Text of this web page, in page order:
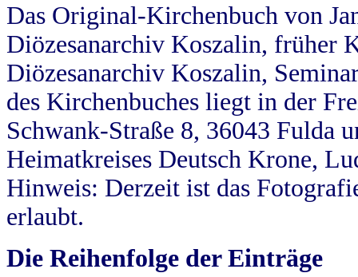
Das Original-Kirchenbuch von
Diözesanarchiv Koszalin, früher
Diözesanarchiv Koszalin,
des Kirchenbuches liegt in der
Schwank-Straße 8, 36043 Fulda
Heimatkreises Deutsch Krone,
Hinweis: Derzeit ist das
erlaubt.
Die Reihenfolge der Einträge